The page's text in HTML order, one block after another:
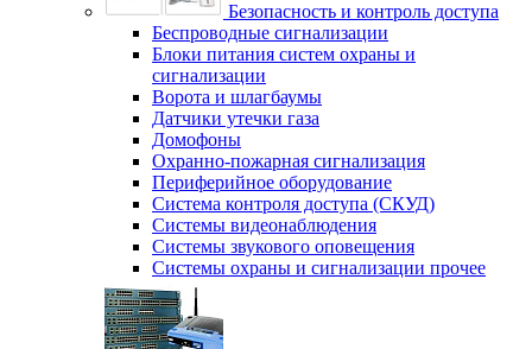
Безопасность и контроль доступа
Беспроводные сигнализации
Блоки питания систем охраны и
сигнализации
Ворота и шлагбаумы
Датчики утечки газа
Домофоны
Охранно-пожарная сигнализация
Периферийное оборудование
Система контроля доступа (СКУД)
Системы видеонаблюдения
Системы звукового оповещения
Системы охраны и сигнализации прочее